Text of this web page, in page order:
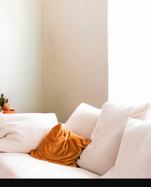
Perla, e con
Vogue e Harper's
Parallelamente al
fotografico,
progetti personali,